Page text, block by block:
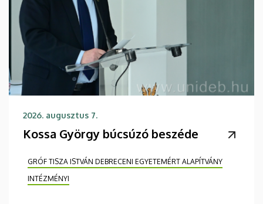
2026. augusztus 7.
Kossa György búcsúzó beszéde
GRÓF TISZA ISTVÁN DEBRECENI EGYETEMÉRT ALAPÍTVÁNY
INTÉZMÉNYI